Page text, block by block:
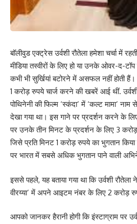
बॉलीवुड एक्ट्रेस उर्वशी रौतेला हमेशा चर्चा में
मीडिया तस्वीरों के लिए हो या उनके ओवर-द-
कभी भी सुर्खियां बटोरने में असफल नहीं होती
1 करोड़ रुपये चार्ज करने की खबरें आई थीं. उर्वशी
पोथिनेनी की फिल्म ‘स्कंदा’ में ‘कल्ट मामा’
देखा गया था। इस गाने पर प्रदर्शन करने के
पर उनके तीन मिनट के प्रदर्शन के लिए 3 करोड़
जिसे प्रति मिनट 1 करोड़ रुपये का भुगतान
पर भारत में सबसे अधिक भुगतान पाने वाली
इससे पहले, यह बताया गया था कि उर्वशी रौतेला
वीरय्या’ में अपने आइटम नंबर के लिए 2 करोड़
आपको जानकर हैरानी होगी कि इंस्टाग्राम पर